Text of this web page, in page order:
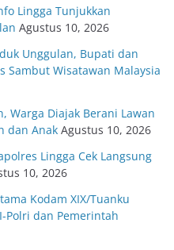
Lingga Tunjukkan
Agustus 10, 2026
Unggulan, Bupati dan
Sambut Wisatawan Malaysia
Warga Diajak Berani Lawan
dan Anak Agustus 10, 2026
Lingga Cek Langsung
10, 2026
Kodam XIX/Tuanku
Polri dan Pemerintah